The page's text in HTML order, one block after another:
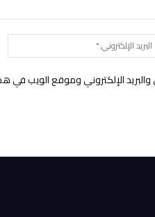
الإلكتروني وموقع الويب في